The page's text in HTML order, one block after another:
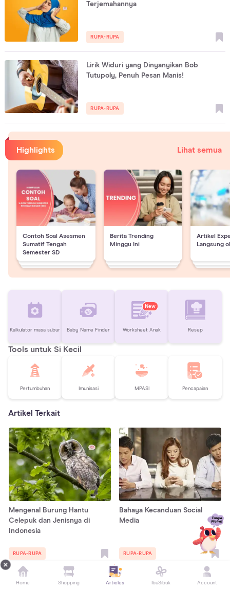
Terjemahannya
RUPA-RUPA
Lirik Widuri yang Dinyanyikan Bob
Tutupoly, Penuh Pesan Manis!
RUPA-RUPA
Highlights Lihat semua
Contoh Soal Asesmen
Sumatif Tengah
Semester SD
Berita Trending
Minggu Ini
Artikel
Langsung
Kalkulator masa subur Baby Name Finder
New
Worksheet Anak Resep
Tools untuk Si Kecil
Pertumbuhan Imunisasi MPASI Pencapaian
Artikel Terkait
Mengenal Burung Hantu
Celepuk dan Jenisnya di
Indonesia
RUPA-RUPA
Bahaya Kecanduan Social
Media
RUPA-RUPA
Home Shopping Articles IbuSibuk Account